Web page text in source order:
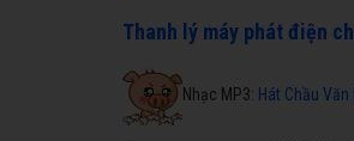
Thanh lý máy phát điện
Nhạc MP3: Hát Chầu Văn